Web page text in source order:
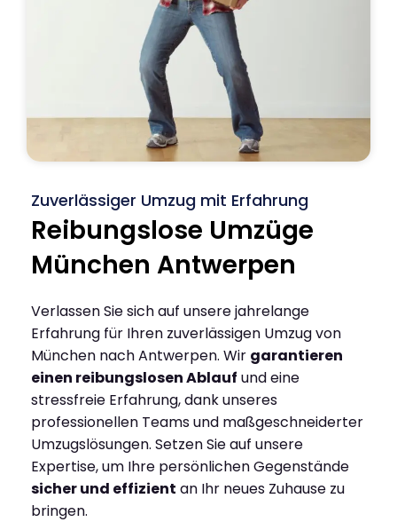
Zuverlässiger Umzug mit Erfahrung
Reibungslose Umzüge
München Antwerpen
Verlassen Sie sich auf unsere jahrelange
Erfahrung für Ihren zuverlässigen Umzug von
München nach Antwerpen. Wir garantieren
einen reibungslosen Ablauf und eine
stressfreie Erfahrung, dank unseres
professionellen Teams und maßgeschneiderter
Umzugslösungen. Setzen Sie auf unsere
Expertise, um Ihre persönlichen Gegenstände
sicher und effizient an Ihr neues Zuhause zu
bringen.